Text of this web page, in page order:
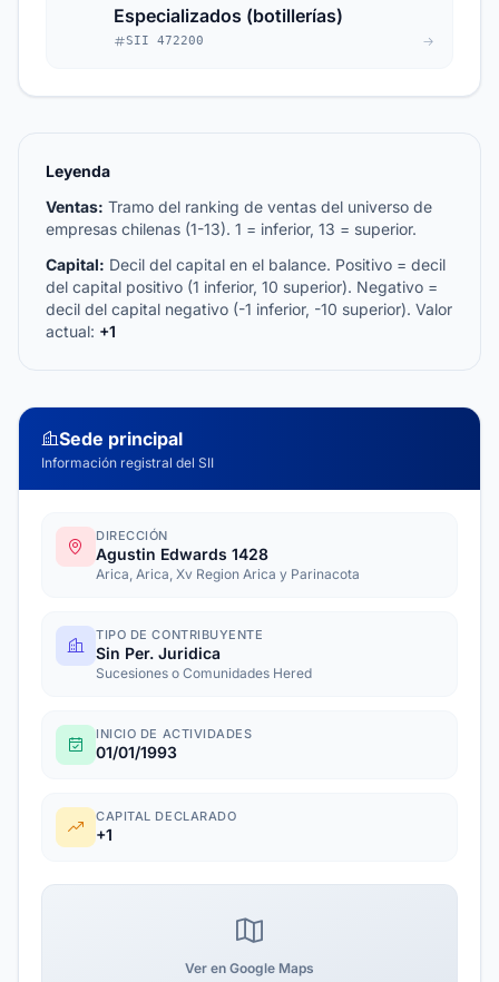
Especializados (botillerías)
SII 472200
Leyenda
Ventas: Tramo del ranking de ventas del universo de
empresas chilenas (1-13). 1 = inferior, 13 = superior.
Capital: Decil del capital en el balance. Positivo = decil
del capital positivo (1 inferior, 10 superior). Negativo =
decil del capital negativo (-1 inferior, -10 superior). Valor
actual: +1
Sede principal
Información registral del SII
DIRECCIÓN
Agustin Edwards 1428
Arica, Arica, Xv Region Arica y Parinacota
TIPO DE CONTRIBUYENTE
Sin Per. Juridica
Sucesiones o Comunidades Hered
INICIO DE ACTIVIDADES
01/01/1993
CAPITAL DECLARADO
+1
Ver en Google Maps